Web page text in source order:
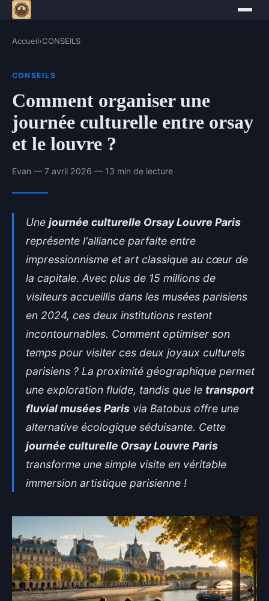
Accueil›CONSEILS
CONSEILS
Comment organiser une
journée culturelle entre orsay
et le louvre ?
Evan — 7 avril 2026 — 13 min de lecture
Une journée culturelle Orsay Louvre Paris
représente l'alliance parfaite entre
impressionnisme et art classique au cœur de
la capitale. Avec plus de 15 millions de
visiteurs accueillis dans les musées parisiens
en 2024, ces deux institutions restent
incontournables. Comment optimiser son
temps pour visiter ces deux joyaux culturels
parisiens ? La proximité géographique permet
une exploration fluide, tandis que le transport
fluvial musées Paris via Batobus offre une
alternative écologique séduisante. Cette
journée culturelle Orsay Louvre Paris
transforme une simple visite en véritable
immersion artistique parisienne !